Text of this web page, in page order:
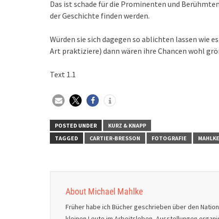
Das ist schade für die Prominenten und
der Geschichte finden werden.
Würden sie sich dagegen so ablichten lassen wie
Art praktiziere) dann wären ihre Chancen wohl
Text 1.1
POSTED UNDER
KURZ & KNAPP
TAGGED
CARTIER-BRESSON FOTOGRAFIE MAHLKE
About Michael Mahlke
Früher habe ich Bücher geschrieben über den